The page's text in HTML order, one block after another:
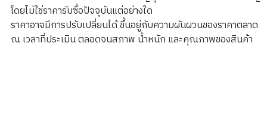
โดยไม่ใช่ราคารับซื้อปัจจุบันแต่อย่างใด
ราคาอาจมีการปรับเปลี่ยนได้ ขึ้นอยู่กับความผันผวนของราคาตลาด
ณ เวลาที่ประเมิน ตลอดจนสภาพ น้ำหนัก และคุณภาพของสินค้า